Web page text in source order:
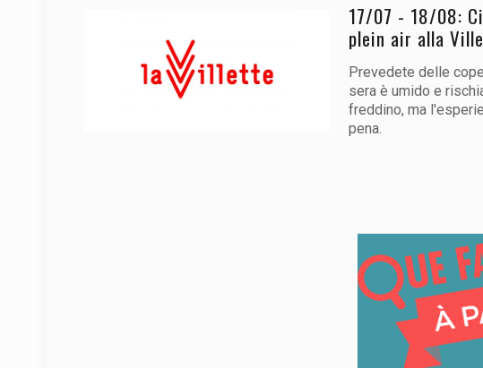
17/07 - 18/08:
plein air alla
Prevedete delle
sera è umido e
freddino, ma
pena.